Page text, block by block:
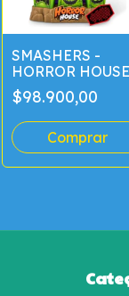
SMASHERS -
HORROR HOUSE
LARGE
$98.900,00